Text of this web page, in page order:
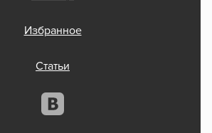
Избранное
Статьи